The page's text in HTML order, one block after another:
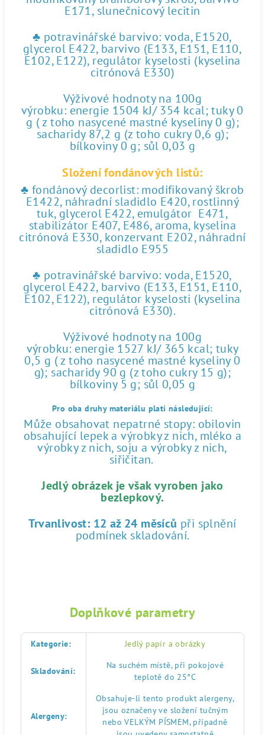
E171, slunečnicový lecitin
♣ potravinářské barvivo: voda, E1520,
glycerol E422, barvivo (E133, E151, E110,
E102, E122), regulátor kyselosti (kyselina
citrónová E330)
Výživové hodnoty na 100g
výrobku: energie 1504 kJ/ 354 kcal; tuky 0
g ( z toho nasycené mastné kyseliny 0 g);
sacharidy 87,2 g (z toho cukry 0,6 g);
bílkoviny 0 g; sůl 0,03 g
Složení fondánových listů:
♣ fondánový decorlist: modifikovaný škrob
E1422, náhradní sladidlo E420, rostlinný
tuk, glycerol E422, emulgátor E471,
stabilizátor E407, E486, aroma, kyselina
citrónová E330, konzervant E202, náhradní
sladidlo E955
♣ potravinářské barvivo: voda, E1520,
glycerol E422, barvivo (E133, E151, E110,
E102, E122), regulátor kyselosti (kyselina
citrónová E330).
Výživové hodnoty na 100g
výrobku: energie 1527 kJ/ 365 kcal; tuky
0,5 g ( z toho nasycené mastné kyseliny 0
g); sacharidy 90 g (z toho cukry 15 g);
bílkoviny 5 g; sůl 0,05 g
Pro oba druhy materiálu platí následující:
Může obsahovat nepatrné stopy: obilovin
obsahující lepek a výrobky z nich, mléko a
výrobky z nich, soju a výrobky z nich,
siřičitan.
Jedlý obrázek je však vyroben jako
bezlepkový.
Trvanlivost: 12 až 24 měsíců při splnění
podmínek skladování.
Doplňkové parametry
Kategorie: Jedlý papír a obrázky
Skladování:
Na suchém místě, při pokojové
teplotě do 25°C
Alergeny:
Obsahuje-li tento produkt alergeny,
jsou označeny ve složení tučným
nebo VELKÝM PÍSMEM, případně